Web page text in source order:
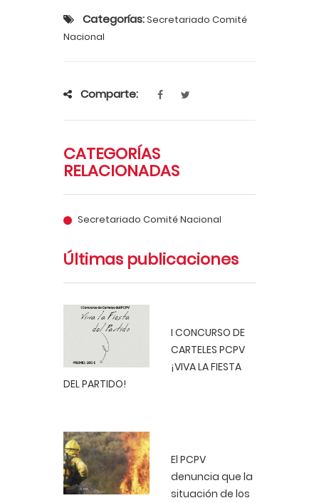
Categorías:Secretariado Comité
Nacional
Comparte:
CATEGORÍAS
RELACIONADAS
Secretariado Comité Nacional
Últimas publicaciones
I CONCURSO DE
CARTELES PCPV
¡VIVA LA FIESTA
DEL PARTIDO!
El PCPV
denuncia que la
situación de los